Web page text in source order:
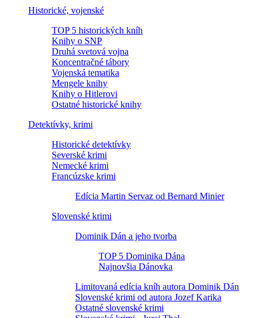
Historické, vojenské
TOP 5 historických kníh
Knihy o SNP
Druhá svetová vojna
Koncentračné tábory
Vojenská tematika
Mengele knihy
Knihy o Hitlerovi
Ostatné historické knihy
Detektívky, krimi
Historické detektívky
Severské krimi
Nemecké krimi
Francúzske krimi
Edícia Martin Servaz od Bernard Minier
Slovenské krimi
Dominik Dán a jeho tvorba
TOP 5 Dominika Dána
Najnovšia Dánovka
Limitovaná edícia kníh autora Dominik Dán
Slovenské krimi od autora Jozef Karika
Ostatné slovenské krimi